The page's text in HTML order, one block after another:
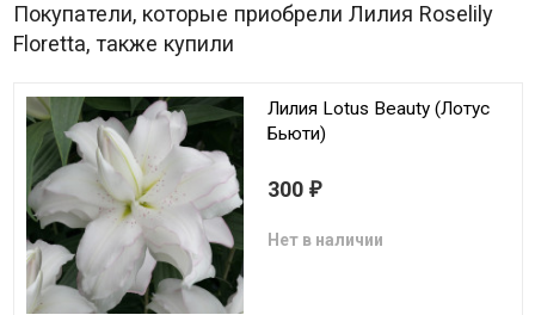
Покупатели, которые приобрели Лилия Roselily
Floretta, также купили
Лилия Lotus Beauty (Лотус
Бьюти)
300 ₽
Нет в наличии